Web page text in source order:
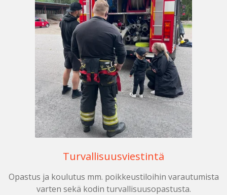
Turvallisuusviestintä
Opastus ja koulutus mm. poikkeustiloihin varautumista
varten sekä kodin turvallisuusopastusta.